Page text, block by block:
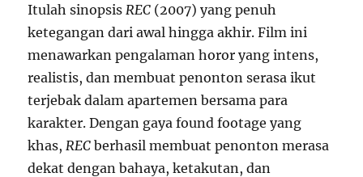
Itulah sinopsis REC (2007) yang penuh
ketegangan dari awal hingga akhir. Film ini
menawarkan pengalaman horor yang intens,
realistis, dan membuat penonton serasa ikut
terjebak dalam apartemen bersama para
karakter. Dengan gaya found footage yang
khas, REC berhasil membuat penonton merasa
dekat dengan bahaya, ketakutan, dan